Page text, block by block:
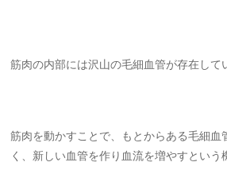
筋肉の内部には沢山の毛細血管が存在して
筋肉を動かすことで、もとからある毛細血
く、新しい血管を作り血流を増やすという